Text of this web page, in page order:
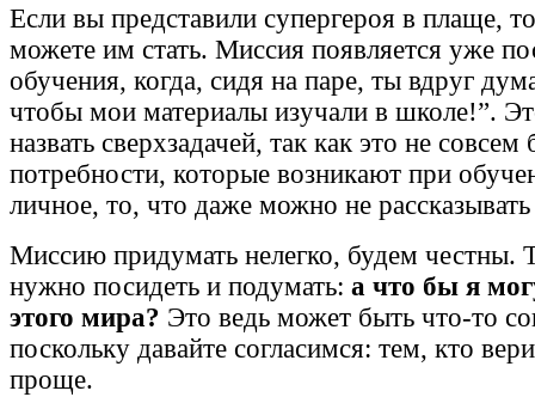
Если вы представили супергероя в плаще,
можете им стать. Миссия появляется уже
обучения, когда, сидя на паре, ты вдруг
чтобы мои материалы изучали в школе!”.
назвать сверхзадачей, так как это не совсем
потребности, которые возникают при
личное, то, что даже можно не
Миссию придумать нелегко, будем честны.
нужно посидеть и подумать: а что бы я
этого мира? Это ведь может быть что-то
поскольку давайте согласимся: тем, кто
проще.